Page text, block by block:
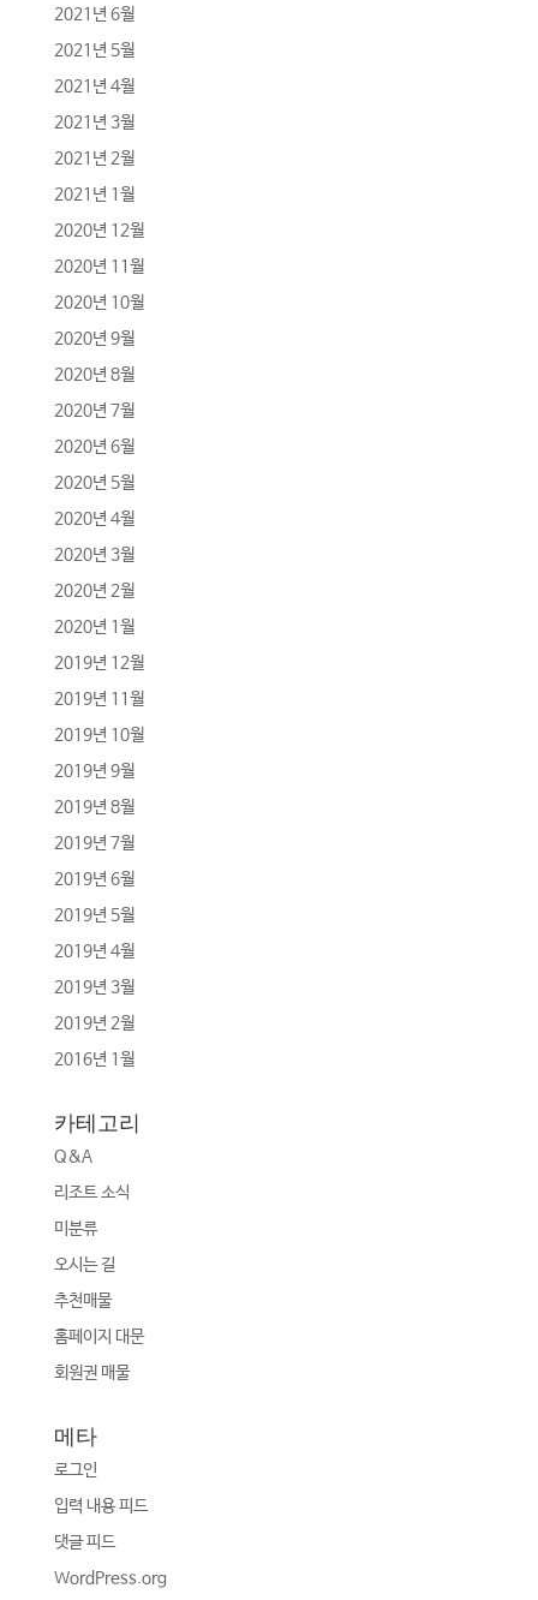
2021년 6월
2021년 5월
2021년 4월
2021년 3월
2021년 2월
2021년 1월
2020년 12월
2020년 11월
2020년 10월
2020년 9월
2020년 8월
2020년 7월
2020년 6월
2020년 5월
2020년 4월
2020년 3월
2020년 2월
2020년 1월
2019년 12월
2019년 11월
2019년 10월
2019년 9월
2019년 8월
2019년 7월
2019년 6월
2019년 5월
2019년 4월
2019년 3월
2019년 2월
2016년 1월
카테고리
Q&A
리조트 소식
미분류
오시는 길
추천매물
홈페이지 대문
회원권 매물
메타
로그인
입력 내용 피드
댓글 피드
WordPress.org